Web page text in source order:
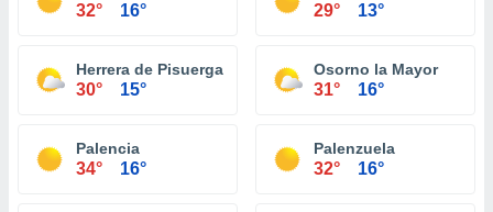
32° 16° 29° 13°
Herrera de Pisuerga
30° 15°
Osorno la Mayor
31° 16°
Palencia
34° 16°
Palenzuela
32° 16°